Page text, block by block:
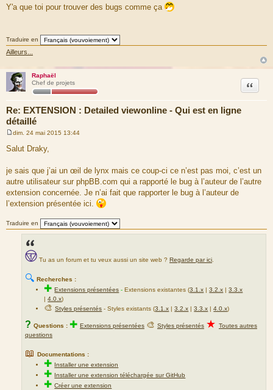
e
s
e
Y'a que toi pour trouver des bugs comme ça
Traduire en
Ailleurs...
Raphaël
Chef de projets
Re: EXTENSION : Detailed viewonline - Qui est en ligne
détaillé
Citation
e
s
g
e
dim. 24 mai 2015 13:44
Salut Draky,
je sais que j’ai un œil de lynx mais ce coup-ci ce n’est pas moi, c’est un
autre utilisateur sur phpBB.com qui a rapporté le bug à l’auteur de l’autre
extension concernée. Je n’ai fait que rapporter le bug à l’auteur de
l’extension présentée ici.
Traduire en
Tu as un forum et tu veux aussi un site web ? Regarde par ici.
🔍 Recherches :
✚Extensions présentées - Extensions existantes (3.1.x |3.2.x |3.3.x
|4.0.x)
🎨Styles présentés - Styles existants (3.1.x |3.2.x |3.3.x |4.0.x)
? Questions : ✚ Extensions présentées 🎨 Styles présentés ★ Toutes autres
questions
📖 Documentations :
✚ Installer une extension
✚ Installer une extension téléchargée sur GitHub
✚Créer une extension